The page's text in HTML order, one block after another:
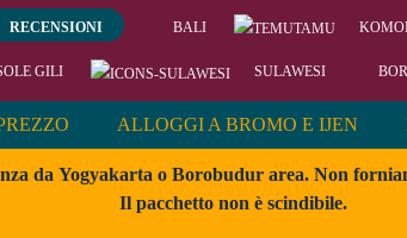
RECENSIONI BALI
GILI SULAWESI
ALLOGGI A BROMO E IJEN
da Yogyakarta o Borobudur area. Non
Il pacchetto non è scindibile.